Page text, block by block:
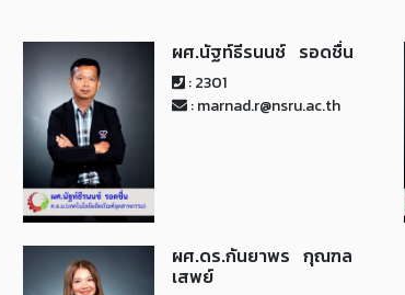
ผศ.นัฐท์ธีรนนช์ รอดชื่น
: 2301
: marnad.r@nsru.ac.th
ผศ.ดร.กันยาพร กุณฑล
เสพย์